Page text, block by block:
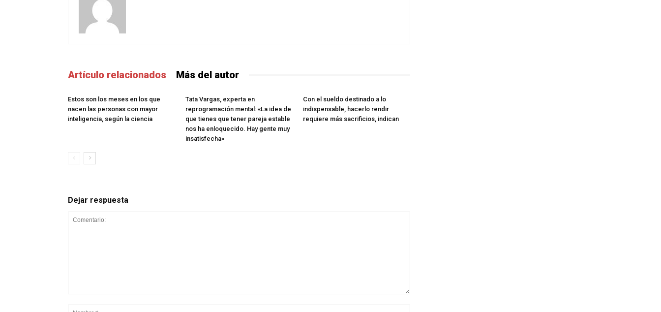
Artículo relacionados Más del autor
Estos son los meses en los que
nacen las personas con mayor
inteligencia, según la ciencia
Tata Vargas, experta en
reprogramación mental: «La idea de
que tienes que tener pareja estable
nos ha enloquecido. Hay gente muy
insatisfecha»
Con el sueldo destinado a lo
indispensable, hacerlo rendir
requiere más sacrificios, indican
Dejar respuesta